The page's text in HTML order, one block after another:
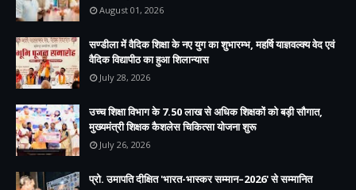
August 01, 2026
सण्डीला में वैदिक शिक्षा के नए युग का शुभारम्भ, महर्षि याज्ञवल्क्य वेद एवं
वैदिक विद्यापीठ का हुआ शिलान्यास
July 28, 2026
उच्च शिक्षा विभाग के 7.50 लाख से अधिक शिक्षकों को बड़ी सौगात,
मुख्यमंत्री शिक्षक कैशलेस चिकित्सा योजना शुरू
July 26, 2026
प्रो. उमापति दीक्षित 'भारत-भास्कर सम्मान–2026' से सम्मानित